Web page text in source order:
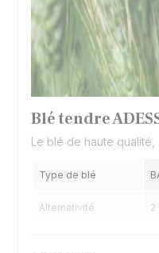
Blé tendre
Le blé de haute
Type de blé
Alternativité 2